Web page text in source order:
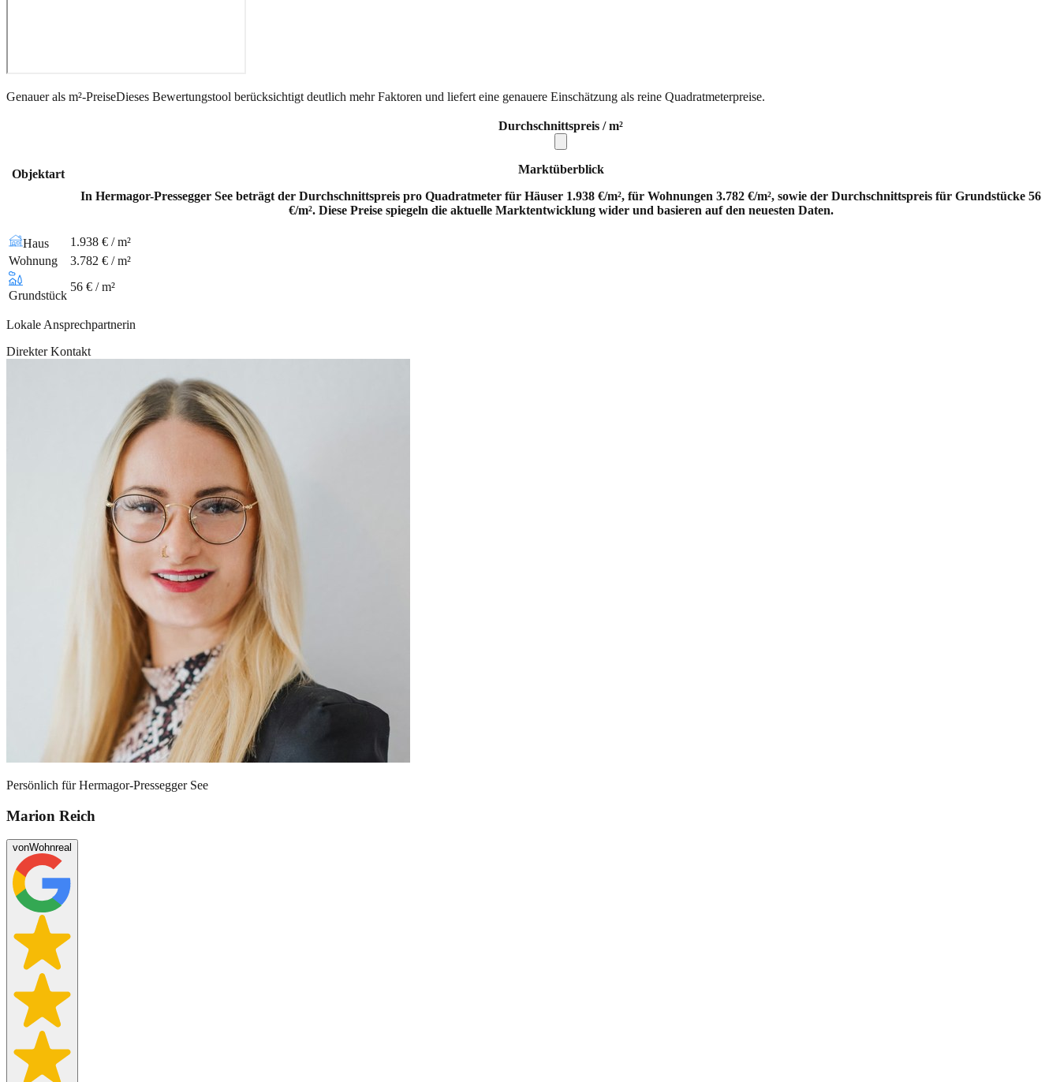
Genauer als m²-PreiseDieses Bewertungstool berücksichtigt deutlich mehr Faktoren und liefert eine genauere Einschätzung als reine Quadratmeterpreise.
Objektart
Durchschnittspreis / m²
Marktüberblick
In Hermagor-Pressegger See beträgt der Durchschnittspreis pro Quadratmeter für Häuser 1.938 €/m², für Wohnungen 3.782 €/m², sowie der Durchschnittspreis für Grundstücke 56
€/m². Diese Preise spiegeln die aktuelle Marktentwicklung wider und basieren auf den neuesten Daten.
Haus
1.938 € / m²
Wohnung
3.782 € / m²
Grundstück
56 € / m²
Lokale Ansprechpartnerin
Direkter Kontakt
Persönlich fürHermagor-Pressegger See
Marion Reich
vonWohnreal